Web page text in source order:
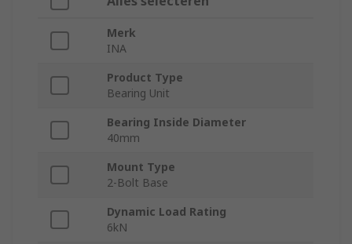
Merk
INA
Product Type
Bearing Unit
Bearing Inside Diameter
40mm
Mount Type
2-Bolt Base
Dynamic Load Rating
6kN